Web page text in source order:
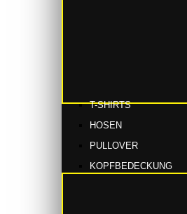
T-SHIRTS
HOSEN
PULLOVER
KOPFBEDECKUNG